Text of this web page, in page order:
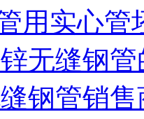
用实心管
无缝钢
钢管销